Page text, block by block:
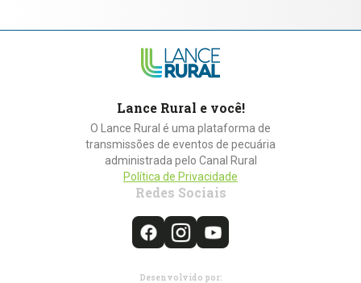
Lance Rural e você!
O Lance Rural é uma plataforma de
transmissões de eventos de pecuária
administrada pelo Canal Rural
Política de Privacidade
Redes Sociais
Desenvolvido por: